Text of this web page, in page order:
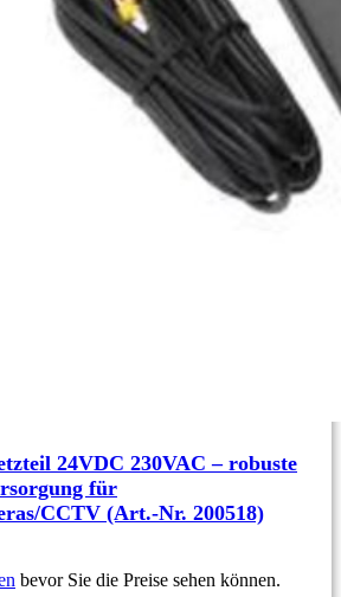
24VDC 230VAC – robuste
für
CCTV (Art.-Nr. 200518)
bevor Sie die Preise sehen können.